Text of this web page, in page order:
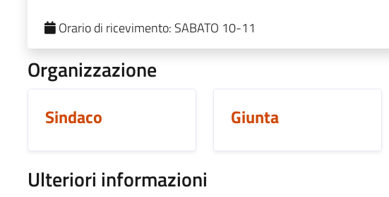
Orario di ricevimento: SABATO 10-11
Organizzazione
Sindaco Giunta
Ulteriori informazioni